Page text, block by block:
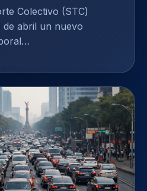
Colectivo (STC)
de abril un nuevo